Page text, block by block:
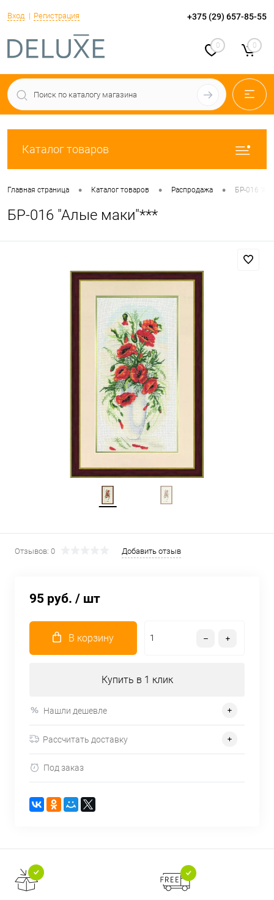
Вход Регистрация +375 (29) 657-85-55
0 0
Каталог товаров
Главная страница • Каталог товаров • Распродажа • БР-016
БР-016 "Алые маки"***
Отзывов: 0 Добавить отзыв
95 руб. / шт
В корзину
Купить в 1 клик
Нашли дешевле
Рассчитать доставку
Под заказ